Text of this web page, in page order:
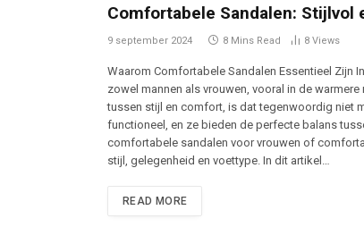
Comfortabele Sandalen: Stijlvol
9 september 2024 8 Mins Read 8 Views
Waarom Comfortabele Sandalen Essentieel Zijn
zowel mannen als vrouwen, vooral in de
tussen stijl en comfort, is dat tegenwoordig niet
functioneel, en ze bieden de perfecte balans
comfortabele sandalen voor vrouwen of
stijl, gelegenheid en voettype. In dit artikel…
READ MORE